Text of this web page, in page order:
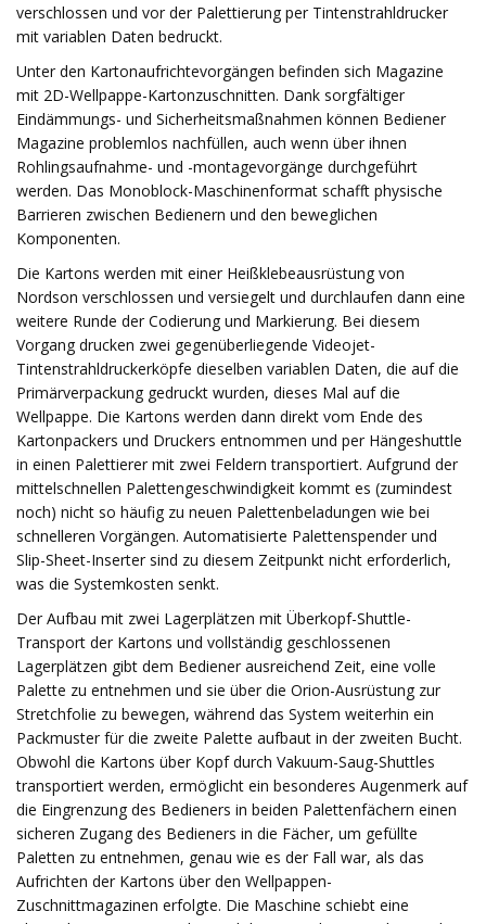
verschlossen und vor der Palettierung per Tintenstrahldrucker
mit variablen Daten bedruckt.
Unter den Kartonaufrichtevorgängen befinden sich Magazine
mit 2D-Wellpappe-Kartonzuschnitten. Dank sorgfältiger
Eindämmungs- und Sicherheitsmaßnahmen können Bediener
Magazine problemlos nachfüllen, auch wenn über ihnen
Rohlingsaufnahme- und -montagevorgänge durchgeführt
werden. Das Monoblock-Maschinenformat schafft physische
Barrieren zwischen Bedienern und den beweglichen
Komponenten.
Die Kartons werden mit einer Heißklebeausrüstung von
Nordson verschlossen und versiegelt und durchlaufen dann eine
weitere Runde der Codierung und Markierung. Bei diesem
Vorgang drucken zwei gegenüberliegende Videojet-
Tintenstrahldruckerköpfe dieselben variablen Daten, die auf die
Primärverpackung gedruckt wurden, dieses Mal auf die
Wellpappe. Die Kartons werden dann direkt vom Ende des
Kartonpackers und Druckers entnommen und per Hängeshuttle
in einen Palettierer mit zwei Feldern transportiert. Aufgrund der
mittelschnellen Palettengeschwindigkeit kommt es (zumindest
noch) nicht so häufig zu neuen Palettenbeladungen wie bei
schnelleren Vorgängen. Automatisierte Palettenspender und
Slip-Sheet-Inserter sind zu diesem Zeitpunkt nicht erforderlich,
was die Systemkosten senkt.
Der Aufbau mit zwei Lagerplätzen mit Überkopf-Shuttle-
Transport der Kartons und vollständig geschlossenen
Lagerplätzen gibt dem Bediener ausreichend Zeit, eine volle
Palette zu entnehmen und sie über die Orion-Ausrüstung zur
Stretchfolie zu bewegen, während das System weiterhin ein
Packmuster für die zweite Palette aufbaut in der zweiten Bucht.
Obwohl die Kartons über Kopf durch Vakuum-Saug-Shuttles
transportiert werden, ermöglicht ein besonderes Augenmerk auf
die Eingrenzung des Bedieners in beiden Palettenfächern einen
sicheren Zugang des Bedieners in die Fächer, um gefüllte
Paletten zu entnehmen, genau wie es der Fall war, als das
Aufrichten der Kartons über den Wellpappen-
Zuschnittmagazinen erfolgte. Die Maschine schiebt eine